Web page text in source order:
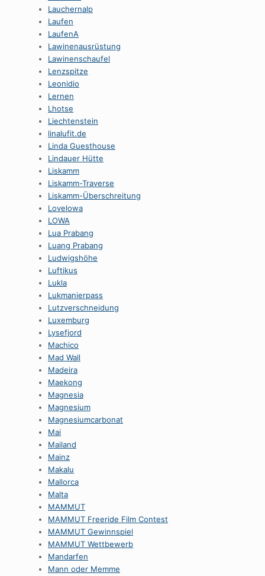
Lauchernalp
Laufen
LaufenA
Lawinenausrüstung
Lawinenschaufel
Lenzspitze
Leonidio
Lernen
Lhotse
Liechtenstein
linalufit.de
Linda Guesthouse
Lindauer Hütte
Liskamm
Liskamm-Traverse
Liskamm-Überschreitung
Lovelowa
LOWA
Lua Prabang
Luang Prabang
Ludwigshöhe
Luftikus
Lukla
Lukmanierpass
Lutzverschneidung
Luxemburg
Lysefjord
Machico
Mad Wall
Madeira
Maekong
Magnesia
Magnesium
Magnesiumcarbonat
Mai
Mailand
Mainz
Makalu
Mallorca
Malta
MAMMUT
MAMMUT Freeride Film Contest
MAMMUT Gewinnspiel
MAMMUT Wettbewerb
Mandarfen
Mann oder Memme